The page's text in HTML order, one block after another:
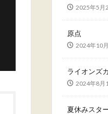
2025年5月
原点
2024年10
ライオンズ
2024年8月
夏休みスタ